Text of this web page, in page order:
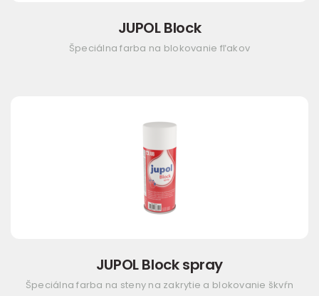
JUPOL Block
Špeciálna farba na blokovanie fľakov
JUPOL Block spray
Špeciálna farba na steny na zakrytie a blokovanie škvŕn